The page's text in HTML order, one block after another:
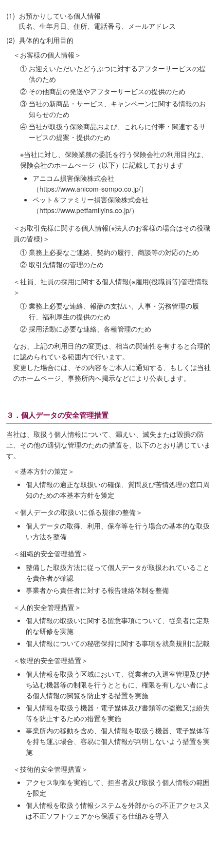
(1) お預かりしている個人情報
氏名、生年月日、住所、電話番号、メールアドレス
(2) 具体的な利用目的
＜お客様の個人情報＞
① お迎えいただいたどうぶつに対するアフターサービスの提
供のため
② その他商品の発送やアフターサービスの提供のため
③ 当社の新商品・サービス、キャンペーンに関する情報のお
知らせのため
④ 当社が取扱う保険商品および、これらに付帯・関連するサ
ービスの提案・提供のため
※当社に対し、保険業務の委託を行う保険会社の利用目的は、
保険会社のホームぺージ（以下）に記載しております
アニコム損害保険株式会社
（https://www.anicom-sompo.co.jp/）
ペット＆ファミリー損害保険株式会社
（https://www.petfamilyins.co.jp/）
＜お取引先様に関する個人情報(※法人のお客様の場合はその役職
員の皆様)＞
① 業務上必要なご連絡、契約の履行、商談等の対応のため
② 取引先情報の管理のため
＜社員、社員の採用に関する個人情報(※雇用(役職員等)管理情報
＞
① 業務上必要な連絡、報酬の支払い、人事・労務管理の履
行、福利厚生の提供のため
② 採用活動に必要な連絡、各種管理のため
なお、上記の利用目的の変更は、相当の関連性を有すると合理的
に認められている範囲内で行います。
変更した場合には、その内容をご本人に通知する、もしくは当社
のホームページ、事務所内へ掲示などにより公表します。
３．個人データの安全管理措置
当社は、取扱う個人情報について、漏えい、滅失または毀損の防
止、その他の適切な管理のための措置を、以下のとおり講じていま
す。
＜基本方針の策定＞
個人情報の適正な取扱いの確保、質問及び苦情処理の窓口周
知のための本基本方針を策定
＜個人データの取扱いに係る規律の整備＞
個人データの取得、利用、保存等を行う場合の基本的な取扱
い方法を整備
＜組織的安全管理措置＞
整備した取扱方法に従って個人データが取扱われていること
を責任者が確認
事業者から責任者に対する報告連絡体制を整備
＜人的安全管理措置＞
個人情報の取扱いに関する留意事項について、従業者に定期
的な研修を実施
個人情報についての秘密保持に関する事項を就業規則に記載
＜物理的安全管理措置＞
個人情報を取扱う区域において、従業者の入退室管理及び持
ち込む機器等の制限を行うとともに、権限を有しない者によ
る個人情報の閲覧を防止する措置を実施
個人情報を取扱う機器・電子媒体及び書類等の盗難又は紛失
等を防止するための措置を実施
事業所内の移動を含め、個人情報を取扱う機器、電子媒体等
を持ち運ぶ場合、容易に個人情報が判明しないよう措置を実
施
＜技術的安全管理措置＞
アクセス制御を実施して、担当者及び取扱う個人情報の範囲
を限定
個人情報を取扱う情報システムを外部からの不正アクセス又
は不正ソフトウェアから保護する仕組みを導入